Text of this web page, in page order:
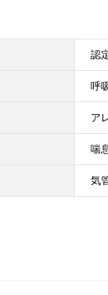
認
呼
ア
喘
気